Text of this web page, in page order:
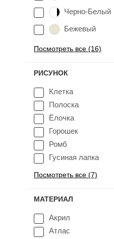
Черно-Белый
Бежевый
Посмотреть все (16)
РИСУНОК
Клетка
Полоска
Ёлочка
Горошек
Ромб
Гусиная лапка
Посмотреть все (7)
МАТЕРИАЛ
Акрил
Атлас